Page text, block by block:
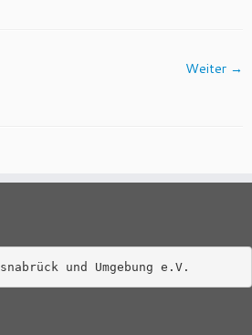
Weiter →
und Umgebung e.V.